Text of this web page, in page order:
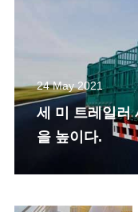
24 May 2021
세 미 트레일러
을 높이다.